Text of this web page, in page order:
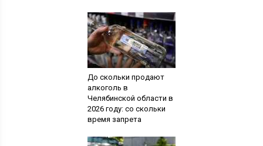
До скольки продают
алкоголь в
Челябинской области в
2026 году: со скольки
время запрета